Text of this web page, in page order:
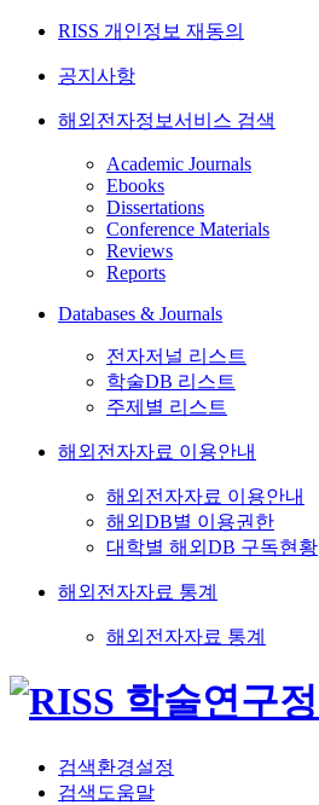
RISS 개인정보 재동의
공지사항
해외전자정보서비스 검색
Academic Journals
Ebooks
Dissertations
Conference Materials
Reviews
Reports
Databases & Journals
전자저널 리스트
학술DB 리스트
주제별 리스트
해외전자자료 이용안내
해외전자자료 이용안내
해외DB별 이용권한
대학별 해외DB 구독현황
해외전자자료 통계
해외전자자료 통계
검색환경설정
검색도움말